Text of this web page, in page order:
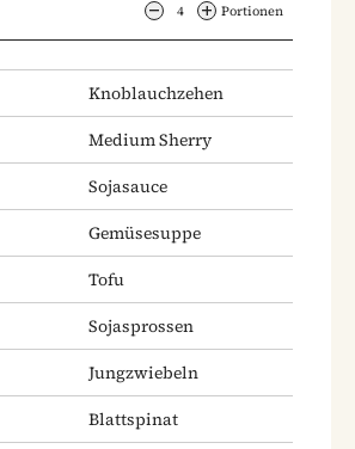
4 Portionen
Knoblauchzehen
Medium Sherry
Sojasauce
Gemüsesuppe
Tofu
Sojasprossen
Jungzwiebeln
Blattspinat